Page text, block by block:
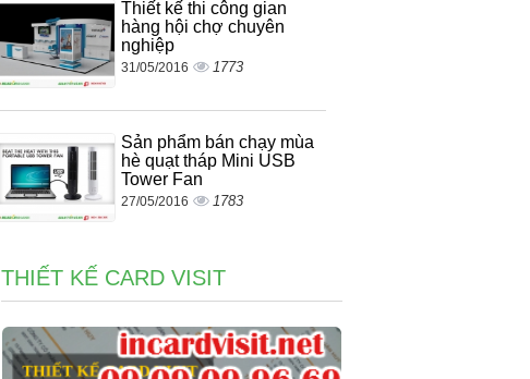
Thiết kế thi công gian
hàng hội chợ chuyên
nghiệp
31/05/2016 1773
Sản phẩm bán chạy mùa
hè quạt tháp Mini USB
Tower Fan
27/05/2016 1783
THIẾT KẾ CARD VISIT